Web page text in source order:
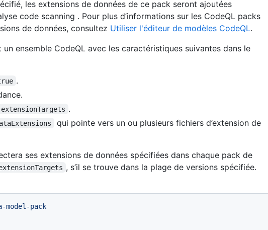
les extensions de données de ce pack seront ajoutées
code scanning . Pour plus d’informations sur les CodeQL packs
de données, consultez Utiliser l'éditeur de modèles CodeQL.
ensemble CodeQL avec les caractéristiques suivantes dans le
.
extensionTargets .
qui pointe vers un ou plusieurs fichiers d’extension de
ses extensions de données spécifiées dans chaque pack de
, s’il se trouve dans la plage de versions spécifiée.
model-pack